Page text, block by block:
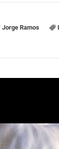
Jorge Ramos